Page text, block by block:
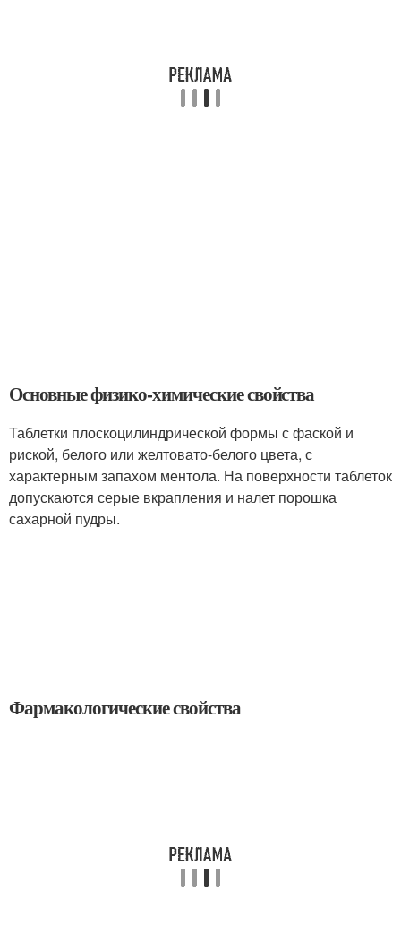
Основные физико-химические свойства
Таблетки плоскоцилиндрической формы с фаской и
риской, белого или желтовато-белого цвета, с
характерным запахом ментола. На поверхности таблеток
допускаются серые вкрапления и налет порошка
сахарной пудры.
Фармакологические свойства